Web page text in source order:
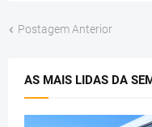
Postagem Anterior
AS MAIS LIDAS DA